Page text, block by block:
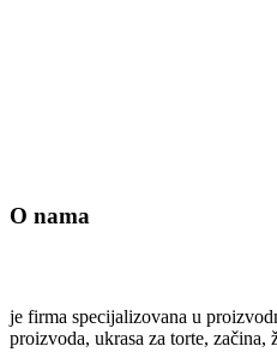
O nama
je firma specijalizovana u
proizvoda, ukrasa za torte, začina,